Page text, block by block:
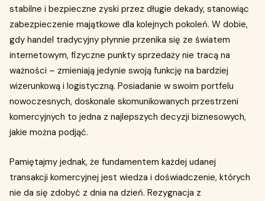
stabilne i bezpieczne zyski przez długie dekady, stanowiąc
zabezpieczenie majątkowe dla kolejnych pokoleń. W dobie,
gdy handel tradycyjny płynnie przenika się ze światem
internetowym, fizyczne punkty sprzedaży nie tracą na
ważności – zmieniają jedynie swoją funkcję na bardziej
wizerunkową i logistyczną. Posiadanie w swoim portfelu
nowoczesnych, doskonale skomunikowanych przestrzeni
komercyjnych to jedna z najlepszych decyzji biznesowych,
jakie można podjąć.
Pamiętajmy jednak, że fundamentem każdej udanej
transakcji komercyjnej jest wiedza i doświadczenie, których
nie da się zdobyć z dnia na dzień. Rezygnacja z